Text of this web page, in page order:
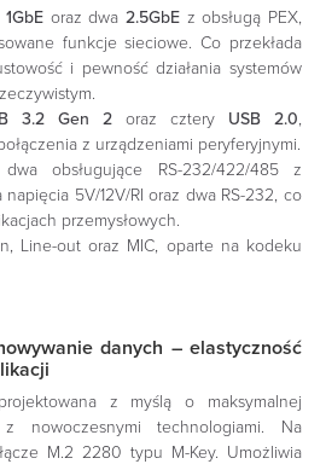
1GbEoraz dwa 2.5GbEz obsługą PEX,
funkcje sieciowe. Co przekłada
i pewność działania systemów
3.2 Gen 2 oraz cztery USB 2.0,
z urządzeniami peryferyjnymi.​
obsługujące RS-232/422/485 z
5V/12V/RI oraz dwa RS-232, co
przemysłowych.
Line-out oraz MIC, oparte na kodeku
danych – elastyczność
z myślą o maksymalnej
nowoczesnymi technologiami. Na
M.2 2280 typu M-Key. Umożliwia